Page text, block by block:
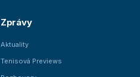
Zprávy
Aktuality
Tenisová Previews